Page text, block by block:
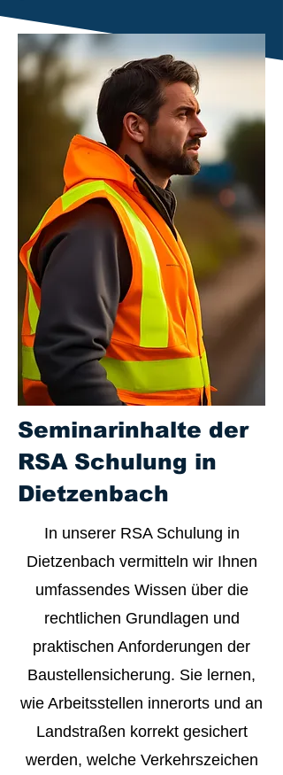
Seminarinhalte der
RSA Schulung in
Dietzenbach
In unserer RSA Schulung in
Dietzenbach vermitteln wir Ihnen
umfassendes Wissen über die
rechtlichen Grundlagen und
praktischen Anforderungen der
Baustellensicherung. Sie lernen,
wie Arbeitsstellen innerorts und an
Landstraßen korrekt gesichert
werden, welche Verkehrszeichen